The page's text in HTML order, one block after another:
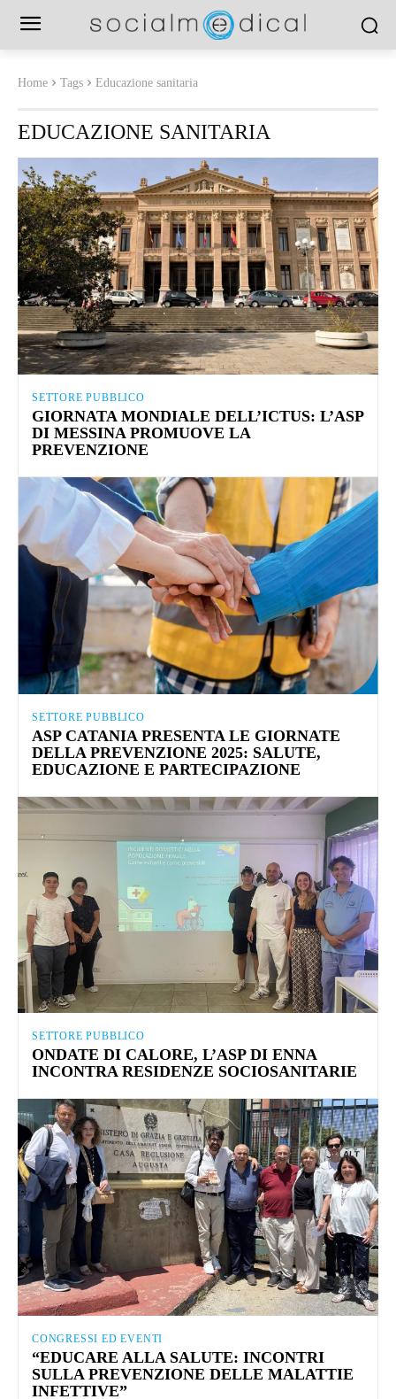
Home Tags Educazione sanitaria
EDUCAZIONE SANITARIA
SETTORE PUBBLICO
GIORNATA MONDIALE DELL’ICTUS: L’ASP
DI MESSINA PROMUOVE LA
PREVENZIONE
SETTORE PUBBLICO
ASP CATANIA PRESENTA LE GIORNATE
DELLA PREVENZIONE 2025: SALUTE,
EDUCAZIONE E PARTECIPAZIONE
SETTORE PUBBLICO
ONDATE DI CALORE, L’ASP DI ENNA
INCONTRA RESIDENZE SOCIOSANITARIE
CONGRESSI ED EVENTI
“EDUCARE ALLA SALUTE: INCONTRI
SULLA PREVENZIONE DELLE MALATTIE
INFETTIVE”